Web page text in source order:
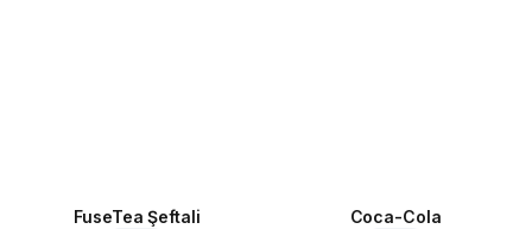
FuseTea Şeftali Coca-Cola